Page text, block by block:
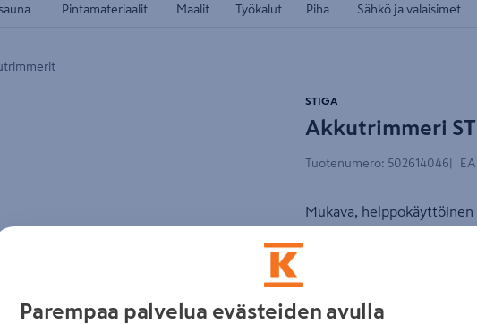
Pintamateriaalit Maalit Työkalut Piha Sähkö ja valaisimet
kuvaus -maamerkistä
Akkutrimmeri
STIGA
Tuotenumero: 502614046
Mukava,
helppoa. Leikkuuleveys
teleskooppivarsi.
leikkuuleveys: 30 cm
Parempaa palvelua evästeiden avulla